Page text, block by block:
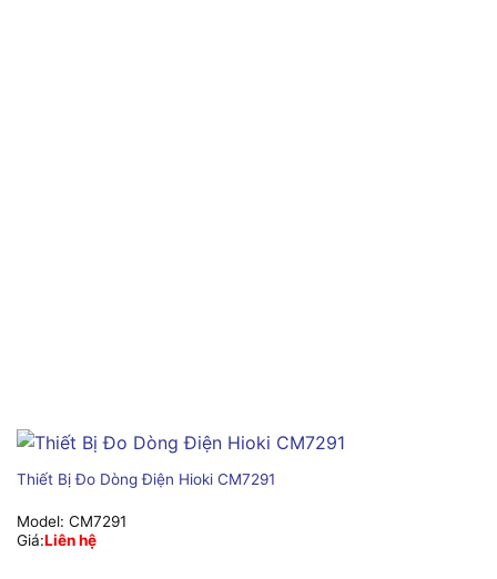
Thiết Bị Đo Dòng Điện Hioki CM7291
Model: CM7291
Giá:Liên hệ